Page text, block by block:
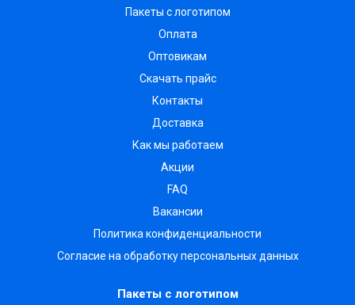
Пакеты с логотипом
Оплата
Оптовикам
Скачать прайс
Контакты
Доставка
Как мы работаем
Акции
FAQ
Вакансии
Политика конфиденциальности
Согласие на обработку персональных данных
Пакеты с логотипом